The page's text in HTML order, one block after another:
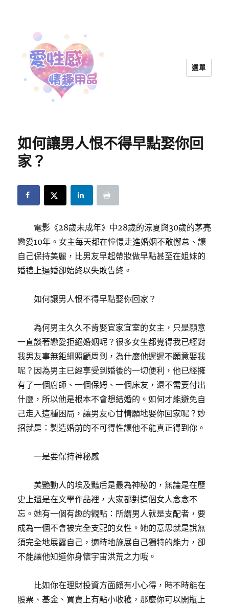
選單
如何讓男人恨不得早點娶你回
家？
電影《28歲未成年》中28歲的涼夏與30歲的茅亮
戀愛10年。女主每天都在憧憬走進婚姻不敢懈怠、讓
自己保持美麗，比男友早起帶妝做早點甚至在姐妹的
婚禮上逼婚卻始終以失敗告終。
如何讓男人恨不得早點娶你回家？
為何男主久久不肯娶宜家宜室的女主，只是願意
一直談著戀愛拒絕婚姻呢？很多女生都覺得我已經對
我男友事無鉅細照顧周到，為什麼他遲遲不願意娶我
呢？因為男主已經享受到婚後的一切便利，他已經擁
有了一個廚師、一個保姆、一個床友，還不需要付出
什麼，所以他是根本不會想結婚的。如何才能避免自
己走入這種困局，讓男友心甘情願地娶你回家呢？妙
招就是：製造婚前的不可得性讓他不能真正得到你。
一是要保持神秘感
美艷動人的埃及豔后是最為神秘的，無論是在歷
史上還是在文學作品裡，大家都對這個女人念念不
忘。她有一個有趣的觀點：所謂男人就是支配者，要
成為一個不會被完全支配的女性。她的意思就是說無
須完全地展露自己，適時地施展自己獨特的能力，卻
不能讓他知道你身懷宇宙洪荒之力哦。
比如你在理財投資方面頗有小心得，時不時能在
股票、基金、買賣上有點小收穫，那麼你可以開瓶上